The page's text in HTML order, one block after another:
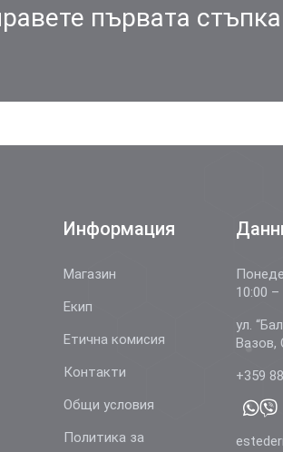
първата стъпка
Информация
Магазин
Екип
Етична комисия
Контакти
Общи условия
Политика за
10:00 –
ул.
Вазов,
+359